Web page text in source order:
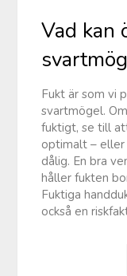
Vad kan
Fukt är som vi
svartmögel.
fuktigt, se till
optimalt – eller
dålig. En bra
håller fukten
Fuktiga
också en